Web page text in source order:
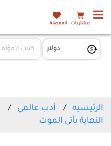
المشتريات المفضلة
الرئيسيه أدب عالمي
النهاية يأتى الموت